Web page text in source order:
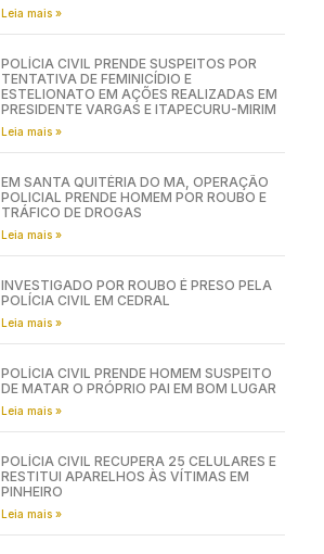
Leia mais »
POLÍCIA CIVIL PRENDE SUSPEITOS POR
TENTATIVA DE FEMINICÍDIO E
ESTELIONATO EM AÇÕES REALIZADAS EM
PRESIDENTE VARGAS E ITAPECURU-MIRIM
Leia mais »
EM SANTA QUITÉRIA DO MA, OPERAÇÃO
POLICIAL PRENDE HOMEM POR ROUBO E
TRÁFICO DE DROGAS
Leia mais »
INVESTIGADO POR ROUBO É PRESO PELA
POLÍCIA CIVIL EM CEDRAL
Leia mais »
POLÍCIA CIVIL PRENDE HOMEM SUSPEITO
DE MATAR O PRÓPRIO PAI EM BOM LUGAR
Leia mais »
POLÍCIA CIVIL RECUPERA 25 CELULARES E
RESTITUI APARELHOS ÀS VÍTIMAS EM
PINHEIRO
Leia mais »